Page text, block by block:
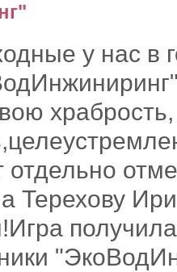
у нас в
храбрость,
отдельно
Терехову